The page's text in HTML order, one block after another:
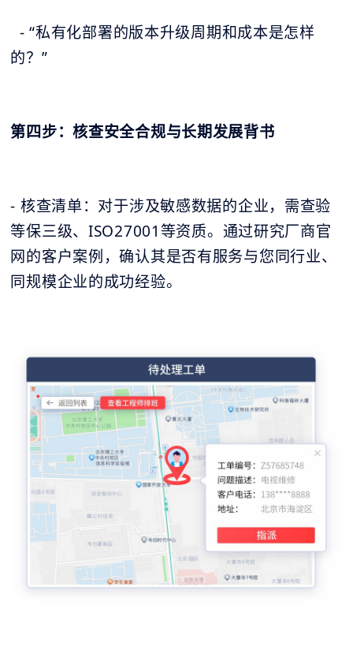
- “私有化部署的版本升级周期和成本是怎样
的？”
第四步：核查安全合规与长期发展背书
- 核查清单：对于涉及敏感数据的企业，需查验
等保三级、ISO27001等资质。通过研究厂商官
网的客户案例，确认其是否有服务与您同行业、
同规模企业的成功经验。